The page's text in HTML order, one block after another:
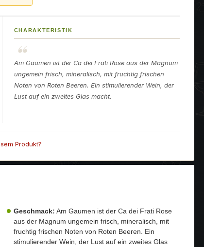
CHARAKTERISTIK
Am Gaumen ist der Ca dei Frati Rose aus der Magnum
ungemein frisch, mineralisch, mit fruchtig frischen
Noten von Roten Beeren. Ein stimulierender Wein, der
Lust auf ein zweites Glas macht.
Produkt?
Geschmack: Am Gaumen ist der Ca dei Frati Rose
aus der Magnum ungemein frisch, mineralisch, mit
fruchtig frischen Noten von Roten Beeren. Ein
stimulierender Wein, der Lust auf ein zweites Glas